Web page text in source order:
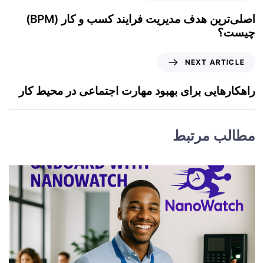
اصلی‌ترین هدف مدیریت فرایند کسب و کار (BPM)
چیست؟
NEXT ARTICLE
راهکارهایی برای بهبود مهارت اجتماعی در محیط کار
مطالب مرتبط